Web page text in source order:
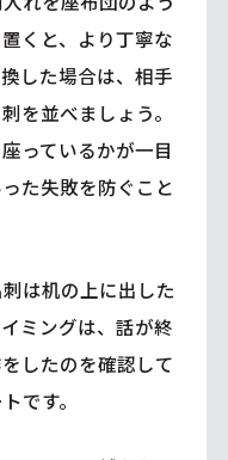
くと、より丁寧な
した場合は、相手
を並べましょう。
っているかが一目
た失敗を防ぐこと
は机の上に出した
ミングは、話が終
したのを確認して
です。